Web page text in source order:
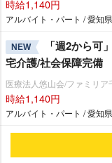
時給1,140円
アルバイト・パート / 愛知県
NEW
「週2から可
宅介護/社会保障完備
医療法人悠山会/ファミリア
時給1,140円
アルバイト・パート / 愛知県